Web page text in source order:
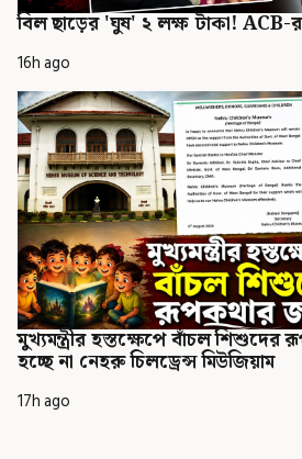
বিল ছাড়ের 'ঘুষ' ২ লক্ষ টাকা! ACB-র
16h ago
মুখ্যমন্ত্রীর হস্তক্ষেপে বাঁচল
হচ্ছে না নেহরু চিলড্রেন্স মিউজিয়াম
17h ago